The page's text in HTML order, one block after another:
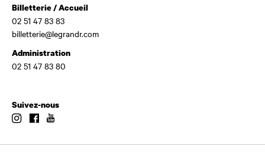
Billetterie / Accueil
02 51 47 83 83
billetterie@legrandr.com
Administration
02 51 47 83 80
Suivez-nous
InstagramFacebook